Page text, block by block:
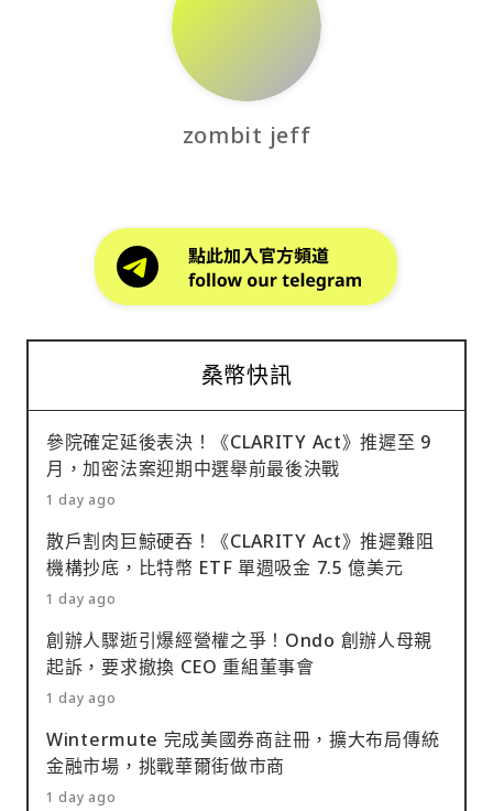
zombit jeff
桑幣快訊
參院確定延後表決！《CLARITY Act》推遲至 9
月，加密法案迎期中選舉前最後決戰
1 day ago
散戶割肉巨鯨硬吞！《CLARITY Act》推遲難阻
機構抄底，比特幣 ETF 單週吸金 7.5 億美元
1 day ago
創辦人驟逝引爆經營權之爭！Ondo 創辦人母親
起訴，要求撤換 CEO 重組董事會
1 day ago
Wintermute 完成美國券商註冊，擴大布局傳統
金融市場，挑戰華爾街做市商
1 day ago